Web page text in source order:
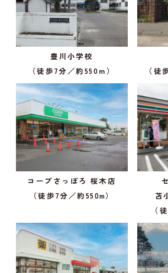
豊川小学校
（徒歩7分／約550ｍ）
（徒
コープさっぽろ 桜木店
（徒歩7分／約550m）
苫
（